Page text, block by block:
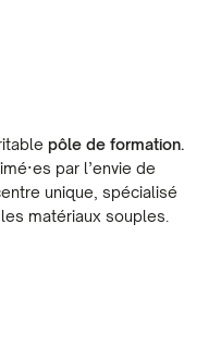
pôle de formation.
par l’envie de
unique, spécialisé
matériaux souples.